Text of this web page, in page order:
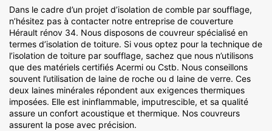
Dans le cadre d’un projet d’isolation de comble par soufflage,
n’hésitez pas à contacter notre entreprise de couverture
Hérault rénov 34. Nous disposons de couvreur spécialisé en
termes d’isolation de toiture. Si vous optez pour la technique de
l’isolation de toiture par soufflage, sachez que nous n’utilisons
que des matériels certifiés Acermi ou Cstb. Nous conseillons
souvent l’utilisation de laine de roche ou d laine de verre. Ces
deux laines minérales répondent aux exigences thermiques
imposées. Elle est ininflammable, imputrescible, et sa qualité
assure un confort acoustique et thermique. Nos couvreurs
assurent la pose avec précision.